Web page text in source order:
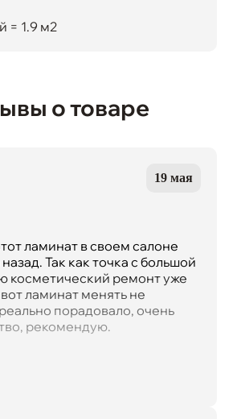
= 1.9 м2
о товаре
19 мая
ламинат в своем салоне
Так как точка с большой
косметический ремонт уже
ламинат менять не
порадовало, очень
рекомендую.